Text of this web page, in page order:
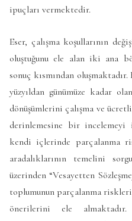
ipuçları vermektedir.
Eser, çalışma koşullarının
oluştuğunu ele alan iki ana
sonuç kısmından
yüzyıldan günümüze kadar
dönüşümlerini çalışma ve
derinlemesine bir
kendi içlerinde parçalanma
aradalıklarının temelini
üzerinden “Vesayetten
toplumunun parçalanma
önerilerini ele almaktadır.